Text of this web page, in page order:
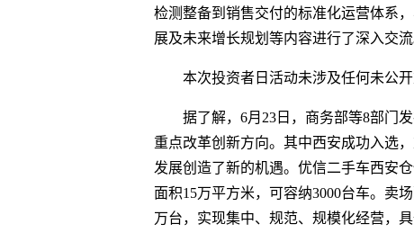
检测整备到销售交付的标准化运营体系
展及未来增长规划等内容进行了深入交流
本次投资者日活动未涉及任何未公开
据了解，6月23日，商务部等8部门
重点改革创新方向。其中西安成功入选
发展创造了新的机遇。优信二手车西安
面积15万平方米，可容纳3000台车。卖
万台，实现集中、规范、规模化经营，